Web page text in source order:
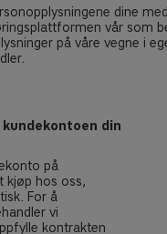
dine
vår som
på våre vegne i
din
på
kjøp hos oss,
For å
vi
kontrakten